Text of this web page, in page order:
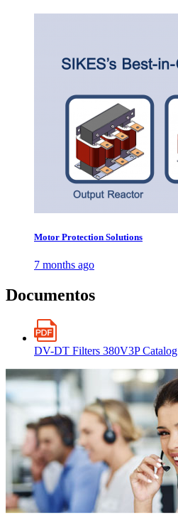
Motor Protection Solutions
7 months ago
Documentos
DV-DT Filters 380V3P Catalog